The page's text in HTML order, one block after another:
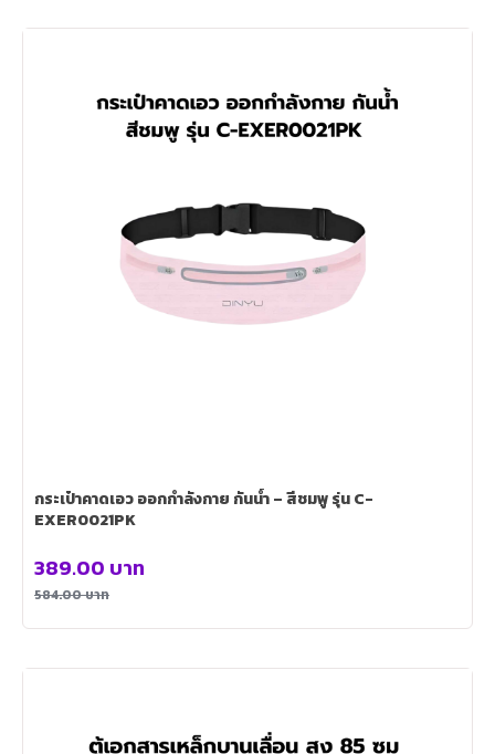
กระเป๋าคาดเอว ออกกำลังกาย กันน้ำ – สีชมพู รุ่น C-
EXER0021PK
584.00บาท
389.00 บาท